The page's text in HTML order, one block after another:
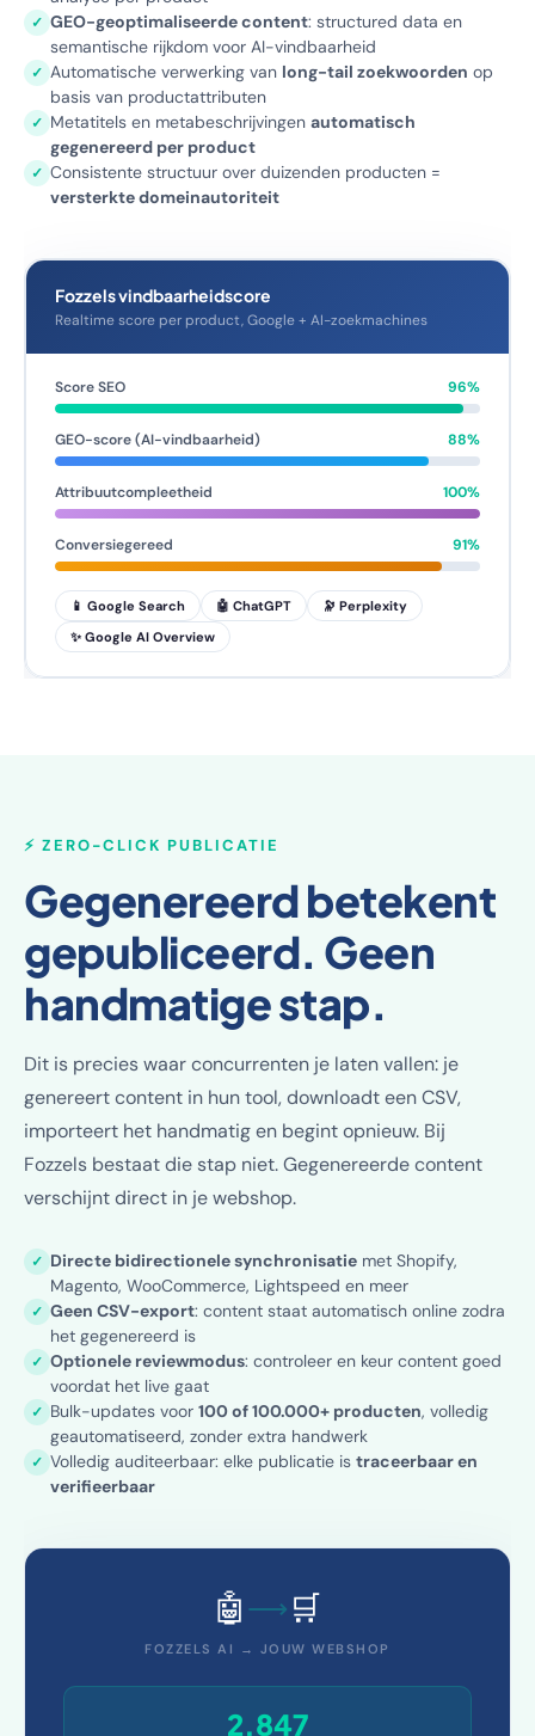
✓ GEO-geoptimaliseerde content: structured data en
semantische rijkdom voor AI-vindbaarheid
✓ Automatische verwerking van long-tail zoekwoorden op
basis van productattributen
✓ Metatitels en metabeschrijvingen automatisch
gegenereerd per product
✓ Consistente structuur over duizenden producten =
versterkte domeinautoriteit
Fozzels vindbaarheidscore
Realtime score per product, Google + AI-zoekmachines
Score SEO 96%
GEO-score (AI-vindbaarheid) 88%
Attribuutcompleetheid 100%
Conversiegereed 91%
📱 Google Search 🤖 ChatGPT
🔭 Perplexity
✨ Google AI Overview
⚡ ZERO-CLICK PUBLICATIE
Gegenereerd betekent
gepubliceerd. Geen
handmatige stap.
Dit is precies waar concurrenten je laten vallen: je
genereert content in hun tool, downloadt een CSV,
importeert het handmatig en begint opnieuw. Bij
Fozzels bestaat die stap niet. Gegenereerde content
verschijnt direct in je webshop.
✓ Directe bidirectionele synchronisatie met Shopify,
Magento, WooCommerce, Lightspeed en meer
✓ Geen CSV-export: content staat automatisch online zodra
het gegenereerd is
✓ Optionele reviewmodus: controleer en keur content goed
voordat het live gaat
✓ Bulk-updates voor 100 of 100.000+ producten, volledig
geautomatiseerd, zonder extra handwerk
✓ Volledig auditeerbaar: elke publicatie is traceerbaar en
verifieerbaar
🤖⟶🛒
FOZZELS AI → JOUW WEBSHOP
2.847